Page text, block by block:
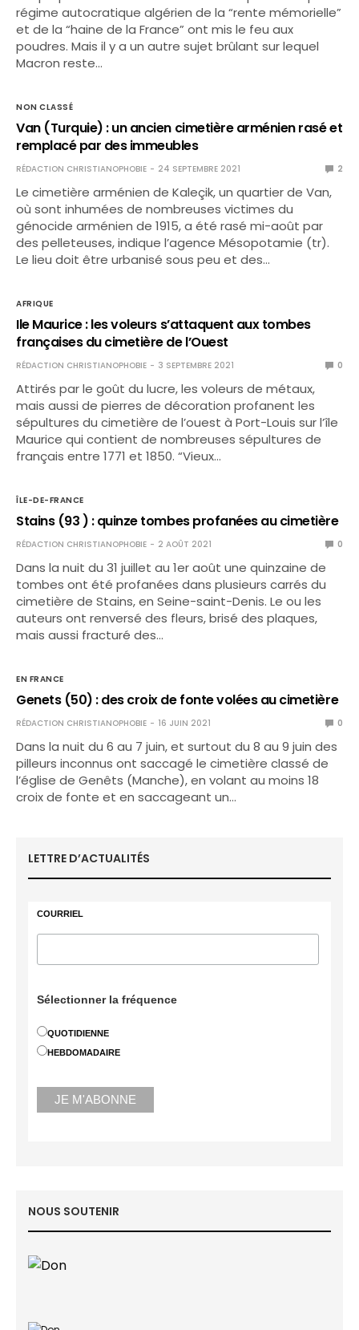
régime autocratique algérien de la “rente mémorielle”
et de la “haine de la France” ont mis le feu aux
poudres. Mais il y a un autre sujet brûlant sur lequel
Macron reste…
NON CLASSÉ
Van (Turquie) : un ancien cimetière arménien rasé et
remplacé par des immeubles
RÉDACTION CHRISTIANOPHOBIE 24 SEPTEMBRE 2021 2
Le cimetière arménien de Kaleçik, un quartier de Van,
où sont inhumées de nombreuses victimes du
génocide arménien de 1915, a été rasé mi-août par
des pelleteuses, indique l’agence Mésopotamie (tr).
Le lieu doit être urbanisé sous peu et des…
AFRIQUE
Ile Maurice : les voleurs s’attaquent aux tombes
françaises du cimetière de l’Ouest
RÉDACTION CHRISTIANOPHOBIE 3 SEPTEMBRE 2021 0
Attirés par le goût du lucre, les voleurs de métaux,
mais aussi de pierres de décoration profanent les
sépultures du cimetière de l’ouest à Port-Louis sur l’île
Maurice qui contient de nombreuses sépultures de
français entre 1771 et 1850. “Vieux…
ÎLE-DE-FRANCE
Stains (93 ) : quinze tombes profanées au cimetière
RÉDACTION CHRISTIANOPHOBIE 2 AOÛT 2021 0
Dans la nuit du 31 juillet au 1er août une quinzaine de
tombes ont été profanées dans plusieurs carrés du
cimetière de Stains, en Seine-saint-Denis. Le ou les
auteurs ont renversé des fleurs, brisé des plaques,
mais aussi fracturé des…
EN FRANCE
Genets (50) : des croix de fonte volées au cimetière
RÉDACTION CHRISTIANOPHOBIE 16 JUIN 2021 0
Dans la nuit du 6 au 7 juin, et surtout du 8 au 9 juin des
pilleurs inconnus ont saccagé le cimetière classé de
l’église de Genêts (Manche), en volant au moins 18
croix de fonte et en saccageant un…
LETTRE D’ACTUALITÉS
COURRIEL
Sélectionner la fréquence
QUOTIDIENNE
HEBDOMADAIRE
NOUS SOUTENIR